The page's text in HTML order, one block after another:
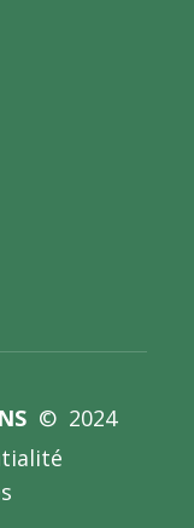
© 2024